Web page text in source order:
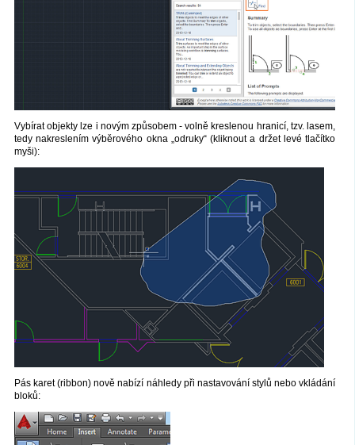
Vybírat objekty lze i novým způsobem - volně kreslenou hranicí, tzv. lasem,
tedy nakreslením výběrového okna „odruky“ (kliknout a držet levé tlačítko
myši):
Pás karet (ribbon) nově nabízí náhledy při nastavování stylů nebo vkládání
bloků: